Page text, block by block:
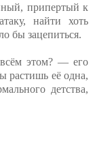
припертый к
найти хоть
бы зацепиться.
этом? — его
растишь её одна,
детства,